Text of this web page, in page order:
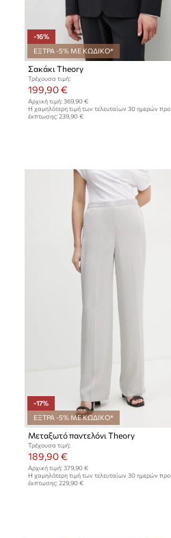
-16%
ΕΞΤΡΑ -5% ΜΕ ΚΩΔΙΚΟ*
Σακάκι Theory
Τρέχουσα τιμή:
199,90 €
Αρχική τιμή: 369,90 €
Η χαμηλότερη τιμή των τελευταίων 30 ημερών προ
έκπτωσης: 239,90 €
-17%
ΕΞΤΡΑ -5% ΜΕ ΚΩΔΙΚΟ*
Μεταξωτό παντελόνι Theory
Τρέχουσα τιμή:
189,90 €
Αρχική τιμή: 379,90 €
Η χαμηλότερη τιμή των τελευταίων 30 ημερών προ
έκπτωσης: 229,90 €